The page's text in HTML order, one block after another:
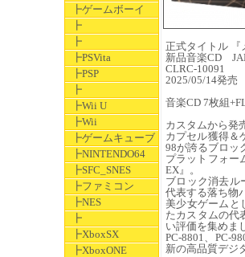
┣ゲームボーイ
┣
┣
┣PSVita
┣PSP
┣
┣Wii U
┣Wii
┣ゲームキューブ
┣NINTENDO64
┣SFC_SNES
┣ファミコン
┣NES
┣
┣XboxSX
┣XboxONE
正式タイトル 『
新品音楽CD
CLRC-10091
2025/05/14発売
音楽CD 7枚組
カスタムから発
カプセル獲得＆
98が誇るブロッ
プラットフォー
EX』。
ブロック消去ル
代表する落ち物
美少女ゲームと
たカスタムの代
い評価を集めま
PC-8801、PC-
新の高品質デジ